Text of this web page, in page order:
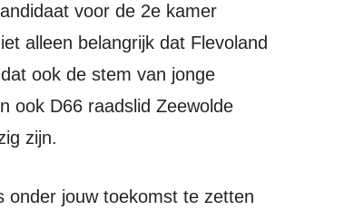
alleen belangrijk dat Flevoland
ook de stem van jonge
ook D66 raadslid Zeewolde
zijn.